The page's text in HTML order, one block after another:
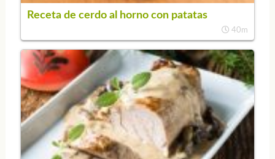
Receta de cerdo al horno con patatas
40m